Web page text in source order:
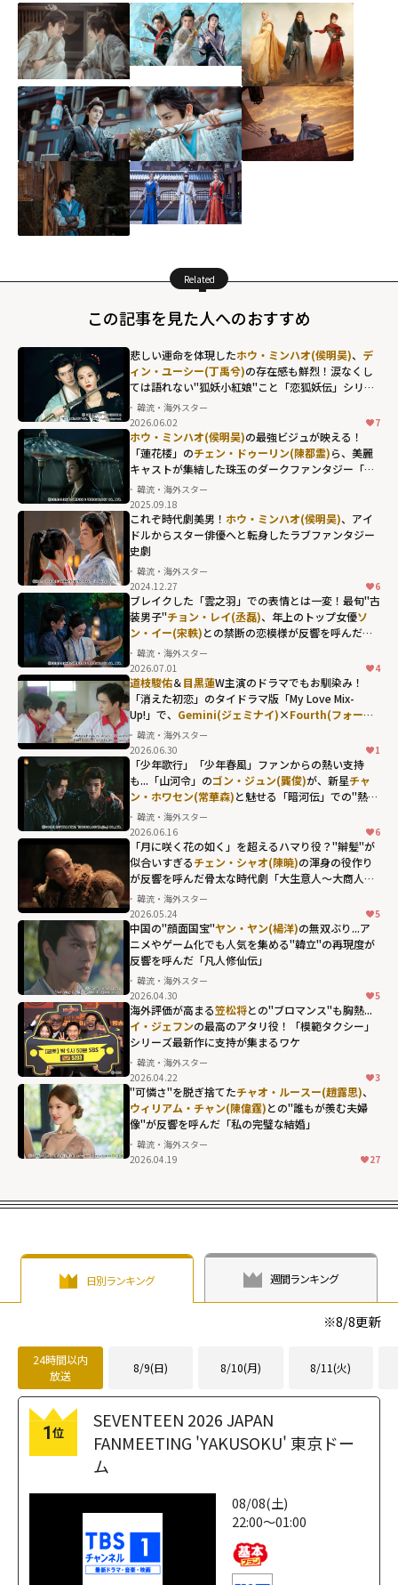
Related
この記事を見た人へのおすすめ
悲しい運命を体現したホウ・ミンハオ(侯明昊)、 デ
ィン・ユーシー(丁禹兮)の存在感も鮮烈！涙なくし
ては語れない"狐妖小紅娘"こと「恋狐妖伝」シリー
ズ第2章
韓流・海外スター
2026.06.02
7
ホウ・ミンハオ(侯明昊)の最強ビジュが映える！
「蓮花楼」のチェン・ドゥーリン(陳都霊)ら、美麗
キャストが集結した珠玉のダークファンタジー「大
夢帰離」
韓流・海外スター
2025.09.18
これぞ時代劇美男！ ホウ・ミンハオ(侯明昊)、アイ
ドルからスター俳優へと転身したラブファンタジー
史劇
韓流・海外スター
2024.12.27
6
チョン・レイ(丞
磊)、年上のトッ
プ女優ソン・イ
ー(宋軼)との禁断
の恋模様が反響
を呼んだ「与晋
長安」"
width="304"
height="203"
loading="lazy"
fetchpriority="h
igh">
ブレイクした「雲之羽」での表情とは一変！最旬"古
装男子"チョン・レイ(丞磊)、年上のトップ女優ソ
ン・イー(宋軼)との禁断の恋模様が反響を呼んだ
「与晋長安」
韓流・海外スター
2026.07.01
4
道枝駿佑＆目黒蓮W主演のドラマでもお馴染み！
「消えた初恋」のタイドラマ版「My Love Mix-
Up!」で、 Gemini(ジェミナイ)×Fourth(フォース)
が体現した"キュンの瞬間"
韓流・海外スター
2026.06.30
1
「少年歌行」「少年春風」ファンからの熱い支持
も...「山河令」のゴン・ジュン(龔俊)が、新星チャ
ン・ホワセン(常華森)と魅せる「暗河伝」での"熱き
絆"
韓流・海外スター
2026.06.16
6
チェン・シャオ
(陳暁)の渾身の役
作りが反響を呼
んだ骨太な時代
劇「大生意人～
大商人への道
～」"
width="304"
height="203"
loading="lazy"
fetchpriority="h
igh">
「月に咲く花の如く」を超えるハマり役？"辮髪"が
似合いすぎるチェン・シャオ(陳暁)の渾身の役作り
が反響を呼んだ骨太な時代劇「大生意人～大商人へ
の道～」
韓流・海外スター
2026.05.24
5
ヤン・ヤン(楊洋)
の無双ぶり...アニ
メやゲーム化で
も人気を集め
る"韓立"の再現
度が反響を呼ん
だ「凡人修仙
伝」"
height="203"
igh">
中国の"顔面国宝"ヤン・ヤン(楊洋)の無双ぶり...ア
ニメやゲーム化でも人気を集める"韓立"の再現度が
反響を呼んだ「凡人修仙伝」
韓流・海外スター
2026.04.30
5
イ・ジェフンの
最高のアタリ
役！「模範タク
シー」シリーズ
width="304"
loading="lazy"
fetchpriority="h
igh">
海外評価が高まる笠松将との"ブロマンス"も胸熱...
イ・ジェフンの最高のアタリ役！「模範タクシー」
シリーズ最新作に支持が集まるワケ
韓流・海外スター
2026.04.22
3
リアム・チャン
もが羨む夫婦
像"が反響を呼ん
だ「私の完璧な
height="203"
loading="lazy"
fetchpriority="h
igh">
"可憐さ"を脱ぎ捨てたチャオ・ルースー(趙露思)、
ウィリアム・チャン(陳偉霆)との"誰もが羨む夫婦
像"が反響を呼んだ「私の完璧な結婚」
韓流・海外スター
2026.04.19
27
日別ランキング 週間ランキング
※8/8更新
24時間以内
放送
8/9(日) 8/10(月) 8/11(火)
1位
SEVENTEEN 2026 JAPAN
FANMEETING 'YAKUSOKU' 東京ドー
ム
08/08(土)
22:00～01:00